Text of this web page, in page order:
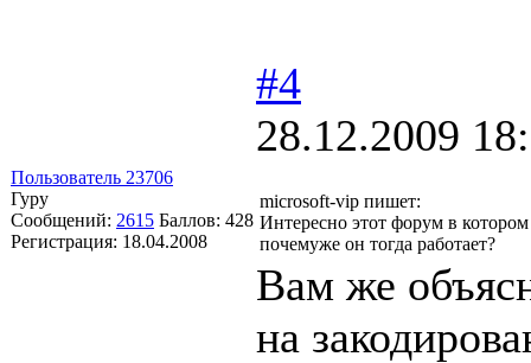
Пользователь 23706
Гуру
Сообщений: 2615 Баллов: 428
Регистрация: 18.04.2008
#4
28.12.2009
microsoft-vip пишет:
Интересно этот форум в
почемуже он тогда работает?
Вам же
на